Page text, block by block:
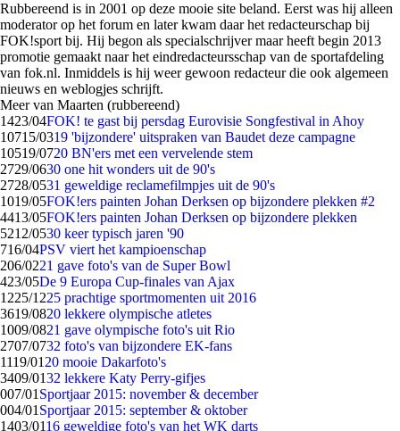
Rubbereend is in 2001 op deze mooie site beland. Eerst was hij alleen
moderator op het forum en later kwam daar het redacteurschap bij
FOK!sport bij. Hij begon als specialschrijver maar heeft begin 2013
promotie gemaakt naar het eindredacteursschap van de sportafdeling
van fok.nl. Inmiddels is hij weer gewoon redacteur die ook algemeen
nieuws en weblogjes schrijft.
Meer van Maarten (rubbereend)
1423/04FOK! te gast bij persdag Eurovisie Songfestival in Ahoy
10715/0319 'bijzondere' uitspraken van Baudet deze campagne
10519/0720 BN'ers met een vervelende stem
2729/0630 one hit wonders uit de 90's
2728/0531 geweldige reclamefilmpjes uit de 90's
1019/05FOK!ers painten Johan Derksen op bijzondere plekken #2
4413/05FOK!ers painten Johan Derksen op bijzondere plekken
5212/0530 keer typisch jaren '90
716/04PSV viert het kampioenschap
206/0221 gave foto's van de Super Bowl
423/05De 9 Europa Cup-finales van Ajax
1225/1225 prachtige sportmomenten uit 2016
3619/0820 lekkere olympische atletes
1009/0821 gave olympische foto's uit Rio
2707/0732 foto's van bijzondere EK-fans
1119/01 20 mooie Dakarfoto's
3409/0132 lekkere Katy Perry-gifjes
007/01 Sportjaar 2015: november & december
004/01 Sportjaar 2015: september & oktober
1403/0116 geweldige foto's van het WK darts